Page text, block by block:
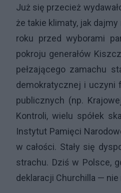
Już się przecież
że takie klimaty, jak
roku przed wyborami
pokroju generałów
pełzającego zamachu
demokratycznej i uczyni
publicznych (np.
Kontroli, wielu spółek
Instytut Pamięci
w całości. Stały się
strachu. Dziś w Polsce,
deklaracji Churchilla —